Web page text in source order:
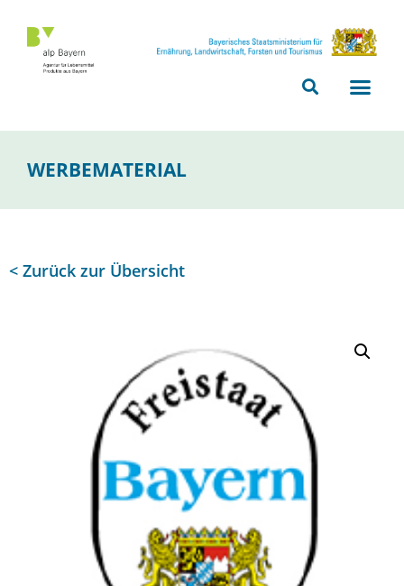
beachten
Seite
Zugänglichkeitssystem
WERBEMATERIAL
< Zurück zur Übersicht